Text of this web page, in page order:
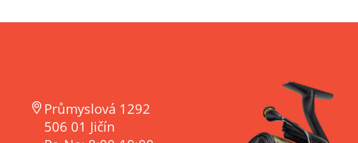
Průmyslová 1292
506 01 Jičín